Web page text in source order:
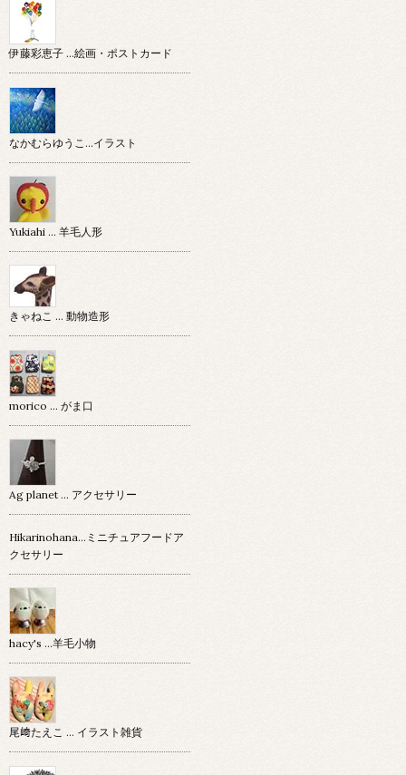
伊藤彩恵子 …絵画・ポストカード
なかむらゆうこ…イラスト
Yukiahi … 羊毛人形
きゃねこ … 動物造形
morico … がま口
Ag planet … アクセサリー
Hikarinohana…ミニチュアフードア
クセサリー
hacy's …羊毛小物
尾﨑たえこ … イラスト雑貨